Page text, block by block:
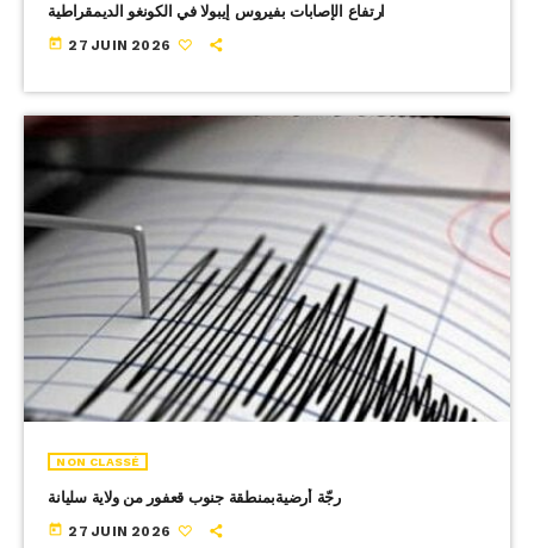
ارتفاع الإصابات بفيروس إيبولا في الكونغو الديمقراطية
today 27 JUIN 2026
NON CLASSÉ
رجّة أرضيةبمنطقة جنوب قعفور من ولاية سليانة
today 27 JUIN 2026